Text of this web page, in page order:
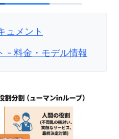
ュメント
- 料金・モデル情報